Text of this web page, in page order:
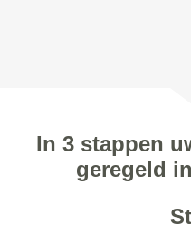
In 3 stappen
geregeld